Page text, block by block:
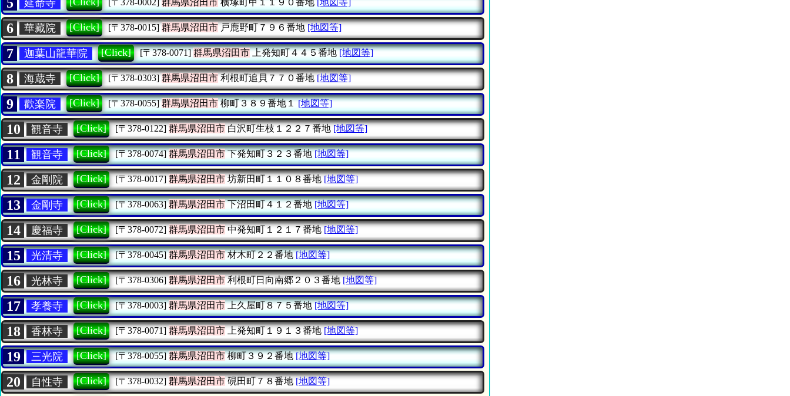
延命寺
6 華藏院 [Click] [〒378-0015] 群馬県沼田市戸鹿野町７９６番地 [地図等]
7 迦葉山龍華院 [Click] [〒378-0071] 群馬県沼田市上発知町４４５番地 [地図等]
8 海蔵寺 [Click] [〒378-0303] 群馬県沼田市利根町追貝７７０番地 [地図等]
9 歡楽院 [Click] [〒378-0055] 群馬県沼田市柳町３８９番地１ [地図等]
10 観音寺 [Click] [〒378-0122] 群馬県沼田市白沢町生枝１２２７番地 [地図等]
11 観音寺 [Click] [〒378-0074] 群馬県沼田市下発知町３２３番地 [地図等]
12 金剛院 [Click] [〒378-0017] 群馬県沼田市坊新田町１１０８番地 [地図等]
13 金剛寺 [Click] [〒378-0063] 群馬県沼田市下沼田町４１２番地 [地図等]
14 慶福寺 [Click] [〒378-0072] 群馬県沼田市中発知町１２１７番地 [地図等]
15 光清寺 [Click] [〒378-0045] 群馬県沼田市材木町２２番地 [地図等]
16 光林寺 [Click] [〒378-0306] 群馬県沼田市利根町日向南郷２０３番地 [地図等]
17 孝養寺 [Click] [〒378-0003] 群馬県沼田市上久屋町８７５番地 [地図等]
18 香林寺 [Click] [〒378-0071] 群馬県沼田市上発知町１９１３番地 [地図等]
19 三光院 [Click] [〒378-0055] 群馬県沼田市柳町３９２番地 [地図等]
20 自性寺 [Click] [〒378-0032] 群馬県沼田市硯田町７８番地 [地図等]